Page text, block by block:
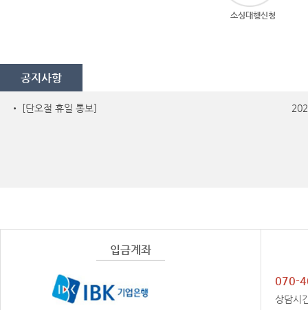
소싱대행신청
공지사항
• [단오절 휴일 통보]
입금계좌
070-
상담시